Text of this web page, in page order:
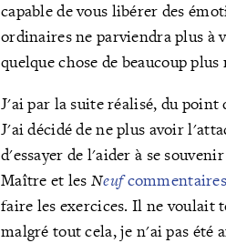
capable de vous libérer des
ordinaires ne parviendra plus à
quelque chose de beaucoup
J'ai par la suite réalisé, du
J'ai décidé de ne plus avoir
d'essayer de l'aider à se
Maître et lesNeuf
faire les exercices. Il ne
malgré tout cela, je n'ai pas été